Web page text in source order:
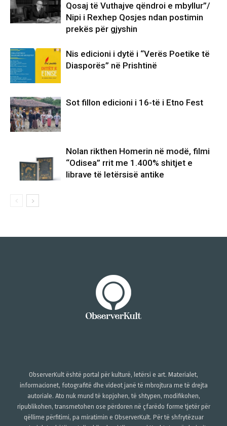
Qosaj të Vuthajve qëndroi e mbyllur”/
Nipi i Rexhep Qosjes ndan postimin
prekës për gjyshin
Nis edicioni i dytë i “Verës Poetike të
Diasporës” në Prishtinë
Sot fillon edicioni i 16-të i Etno Fest
Nolan rikthen Homerin në modë, filmi
“Odisea” rrit me 1.400% shitjet e
librave të letërsisë antike
ObserverKult është portal për kulturë, letërsi e art. Materialet,
informacionet, fotografitë dhe videot janë të mbrojtura me të drejta
autoriale. Ato nuk mund të kopjohen, të shtypen, modifikohen,
ripublikohen, transmetohen ose përdoren në çfarëdo forme tjetër për
qëllime përfitimi, pa miratimin e ObserverKult. Për të shfrytëzuar